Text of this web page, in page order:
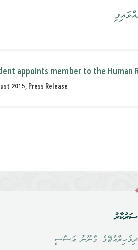
appoints member to the Human
2015, Press Release
ސަރުކާރު
ދިވެހިރާއްޖޭގެ ގާނޫނު އަސާސީ